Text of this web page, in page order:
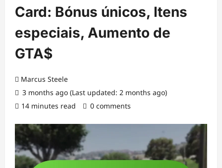
Card: Bónus únicos, Itens
especiais, Aumento de
GTA$
Marcus Steele
3 months ago (Last updated: 2 months ago)
14 minutes read
0 comments